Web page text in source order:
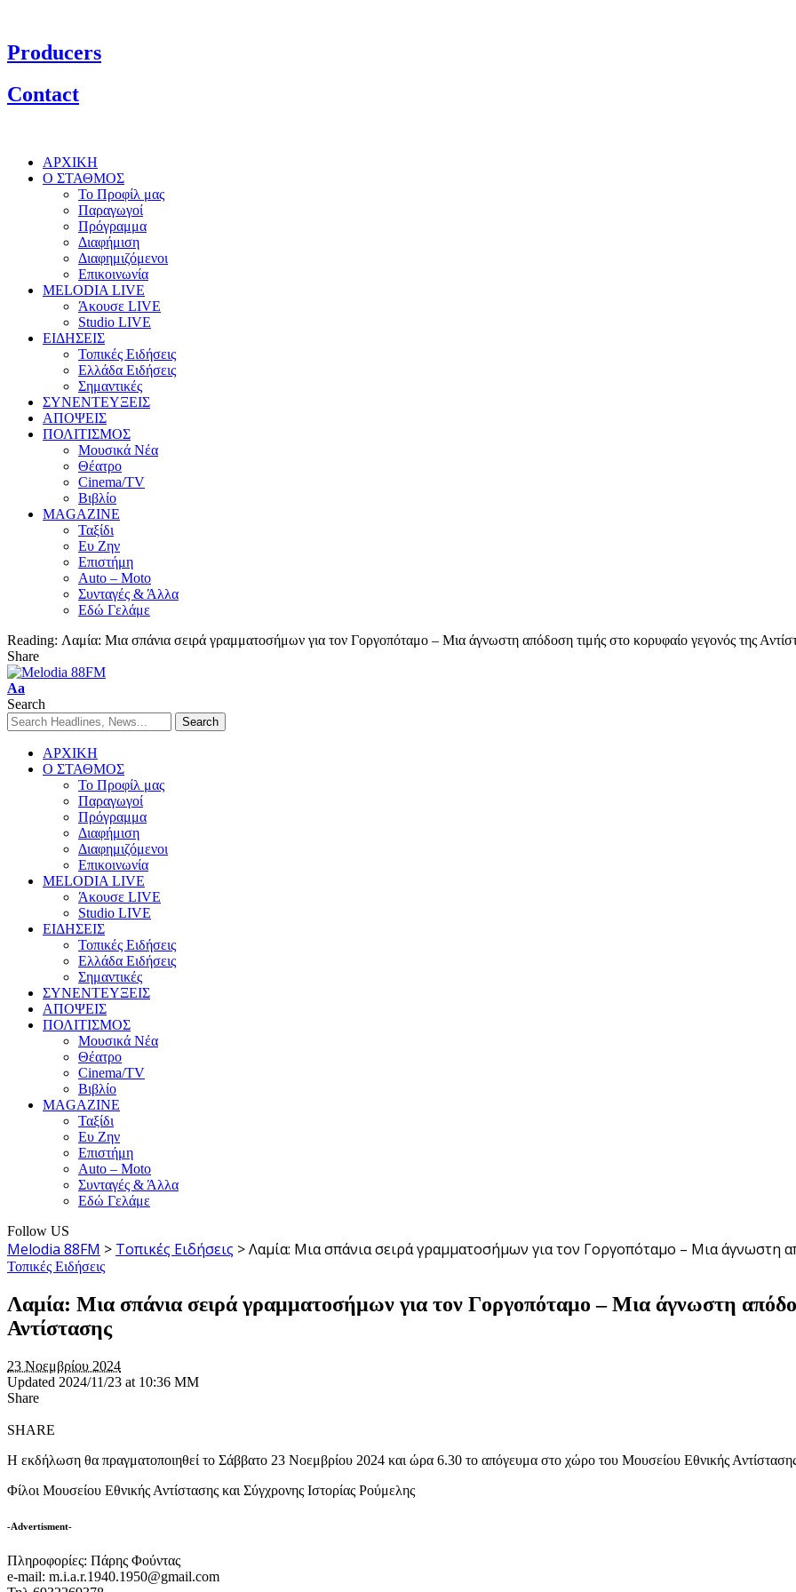
Producers
Contact
ΑΡΧΙΚΗ
Ο ΣΤΑΘΜΟΣ
Το Προφίλ μας
Παραγωγοί
Πρόγραμμα
Διαφήμιση
Διαφημιζόμενοι
Επικοινωνία
MELODIA LIVE
Άκουσε LIVE
Studio LIVE
ΕΙΔΗΣΕΙΣ
Τοπικές Ειδήσεις
Ελλάδα Ειδήσεις
Σημαντικές
ΣΥΝΕΝΤΕΥΞΕΙΣ
ΑΠΟΨΕΙΣ
ΠΟΛΙΤΙΣΜΟΣ
Μουσικά Νέα
Θέατρο
Cinema/TV
Βιβλίο
MAGAZINE
Ταξίδι
Ευ Ζην
Επιστήμη
Auto – Moto
Συνταγές & Άλλα
Εδώ Γελάμε
Reading: Λαμία: Μια σπάνια σειρά γραμματοσήμων για τον Γοργοπόταμο – Μια άγνωστη απόδοση τιμής στο κορυφαίο γεγονός της
Share
Aa
Search
ΑΡΧΙΚΗ
Ο ΣΤΑΘΜΟΣ
Το Προφίλ μας
Παραγωγοί
Πρόγραμμα
Διαφήμιση
Διαφημιζόμενοι
Επικοινωνία
MELODIA LIVE
Άκουσε LIVE
Studio LIVE
ΕΙΔΗΣΕΙΣ
Τοπικές Ειδήσεις
Ελλάδα Ειδήσεις
Σημαντικές
ΣΥΝΕΝΤΕΥΞΕΙΣ
ΑΠΟΨΕΙΣ
ΠΟΛΙΤΙΣΜΟΣ
Μουσικά Νέα
Θέατρο
Cinema/TV
Βιβλίο
MAGAZINE
Ταξίδι
Ευ Ζην
Επιστήμη
Auto – Moto
Συνταγές & Άλλα
Εδώ Γελάμε
Follow US
Melodia 88FM > Τοπικές Ειδήσεις >Λαμία: Μια σπάνια σειρά γραμματοσήμων για τον Γοργοπόταμο – Μια άγνωστη
Τοπικές Ειδήσεις
Λαμία: Μια σπάνια σειρά γραμματοσήμων για τον Γοργοπόταμο – Μια άγνωστη
Αντίστασης
23 Νοεμβρίου 2024
Updated 2024/11/23 at 10:36 ΜΜ
Share
SHARE
Η εκδήλωση θα πραγματοποιηθεί το Σάββατο 23 Νοεμβρίου 2024 και ώρα 6.30 το απόγευμα στο χώρο του Μουσείου Εθνικής
Φίλοι Μουσείου Εθνικής Αντίστασης και Σύγχρονης Ιστορίας Ρούμελης
-Advertisment-
Πληροφορίες: Πάρης Φούντας
e-mail: m.i.a.r.1940.1950@gmail.com